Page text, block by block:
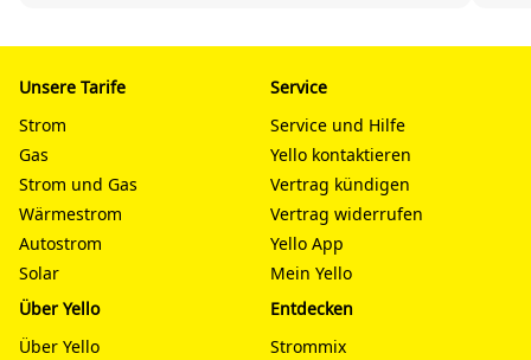
Unsere Tarife
Strom
Gas
Strom und Gas
Wärmestrom
Autostrom
Solar
Service
Service und Hilfe
Yello kontaktieren
Vertrag kündigen
Vertrag widerrufen
Yello App
Mein Yello
Über Yello
Über Yello
Entdecken
Strommix